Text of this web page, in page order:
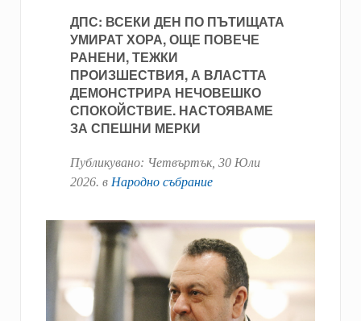
ДПС: ВСЕКИ ДЕН ПО ПЪТИЩАТА
УМИРАТ ХОРА, ОЩЕ ПОВЕЧЕ
РАНЕНИ, ТЕЖКИ
ПРОИЗШЕСТВИЯ, А ВЛАСТТА
ДЕМОНСТРИРА НЕЧОВЕШКО
СПОКОЙСТВИЕ. НАСТОЯВАМЕ
ЗА СПЕШНИ МЕРКИ
Публикувано: Четвъртък, 30 Юли
2026. в Народно събрание